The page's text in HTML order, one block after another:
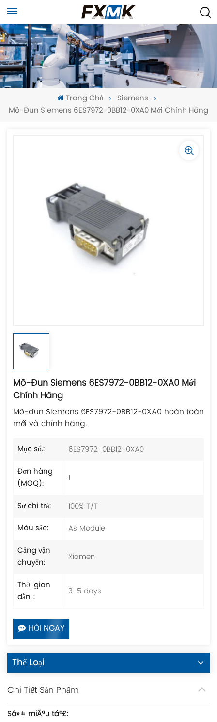
Trang Chủ
Siemens
Mô-Đun Siemens 6ES7972-0BB12-0XA0 Mới Chính Hãng
Mô-Đun Siemens 6ES7972-0BB12-0XA0 Mới
Chính Hãng
Mô-đun Siemens 6ES7972-0BB12-0XA0 hoàn toàn
mới và chính hãng.
Mục số.:
6ES7972-0BB12-0XA0
Đơn hàng
(MOQ):
1
Sự chi trả:
100% T/T
Màu sắc:
As Module
Cảng vận
chuyển:
Xiamen
Thời gian
dẫn：
3-5 days
HỎI NGAY
Thể Loại
Chi Tiết Sản Phẩm
Sá»± miÃªu táº£: